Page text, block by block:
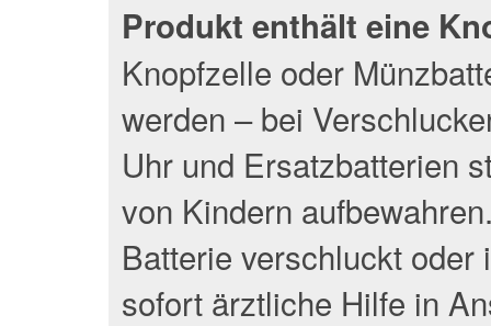
Produkt enthält eine
Knopfzelle oder
werden – bei
Uhr und Ersatzbatterien
von Kindern
Batterie verschluckt
sofort ärztliche Hilfe in